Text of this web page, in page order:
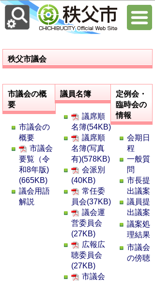
秩父市議会
市議会の概
要
市議会の
概要
市議会
要覧（令
和8年版)
(665KB)
議会用語
解説
議員名簿
議席順
名簿(54KB)
議席順
名簿(写真
有)(578KB)
会派別
(40KB)
常任委
員会(37KB)
議会運
営委員会
(27KB)
広報広
聴委員会
(27KB)
市議会
定例会・
臨時会の
情報
会期日
程
一般質
問
市長提
出議案
議員提
出議案
議案処
理結果
市議会
の傍聴